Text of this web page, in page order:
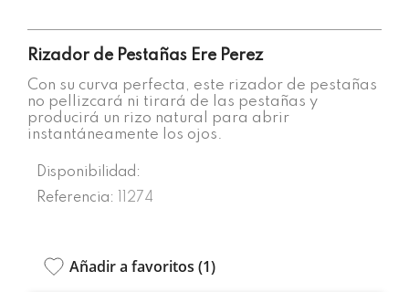
Rizador de Pestañas Ere Perez
Con su curva perfecta, este rizador de pestañas
no pellizcará ni tirará de las pestañas y
producirá un rizo natural para abrir
instantáneamente los ojos.
Disponibilidad:
Referencia:
11274
Añadir a favoritos (1)